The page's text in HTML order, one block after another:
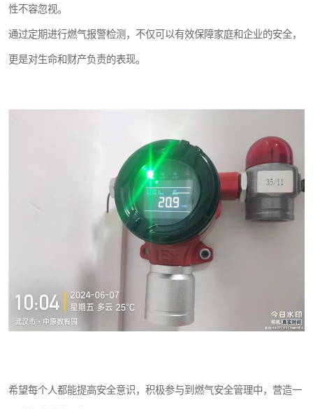
性不容忽视。
通过定期进行燃气报警检测，不仅可以有效保障家庭和企业的安全，
更是对生命和财产负责的表现。
希望每个人都能提高安全意识，积极参与到燃气安全管理中，营造一